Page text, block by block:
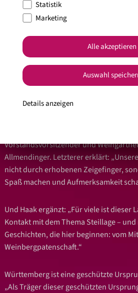
begeisterten Fans am Streckenrand
Stäffele-Teamlauf soll für
Der Stäffele-Teamlauf wurde erstmals
Vorstandsvorsitzender und
Allmendinger. Letzterer erklärt:
nicht durch erhobenen Zeigefinger,
Spaß machen und Aufmerksamkeit
Und Haak ergänzt: „Für viele ist dieser
Kontakt mit dem Thema Steillage –
Geschichten, die hier beginnen: vom
Weinbergpatenschaft.“
Württemberg ist eine geschützte
„Als Träger dieser geschützten
Statistik
Marketing
Details anzeigen
Auswahl
Alle akzeptieren